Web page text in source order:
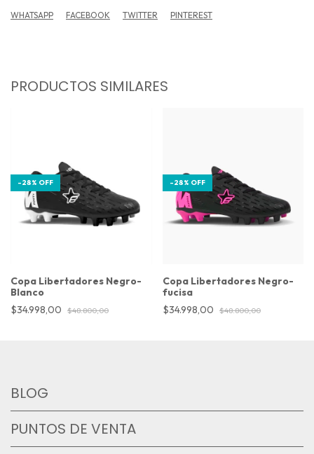
WHATSAPP FACEBOOK TWITTER PINTEREST
PRODUCTOS SIMILARES
-28% OFF
Copa Libertadores Negro-
Blanco
$34.998,00
$48.800,00
-28% OFF
Copa Libertadores Negro-
fucisa
$34.998,00
$48.800,00
BLOG
PUNTOS DE VENTA